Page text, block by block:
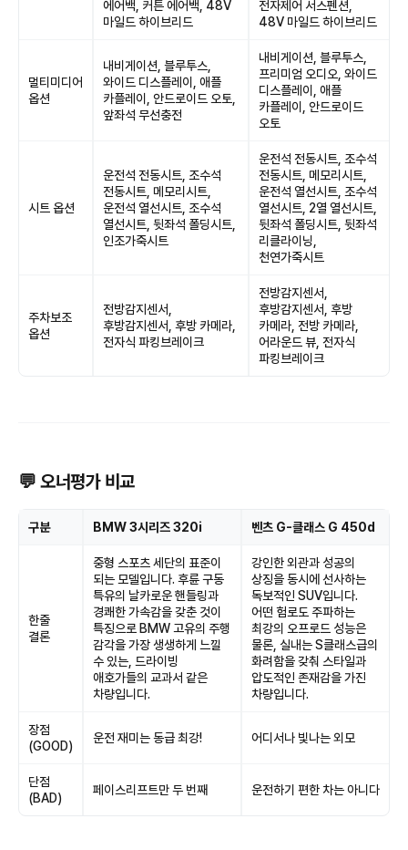
에어백, 커튼 에어백, 48V
마일드 하이브리드
전자제어 서스펜션,
48V 마일드 하이브리드
멀티미디어
옵션
내비게이션, 블루투스,
와이드 디스플레이, 애플
카플레이, 안드로이드 오토,
앞좌석 무선충전
내비게이션, 블루투스,
프리미엄 오디오, 와이드
디스플레이, 애플
카플레이, 안드로이드
오토
시트 옵션
운전석 전동시트, 조수석
전동시트, 메모리시트,
운전석 열선시트, 조수석
열선시트, 뒷좌석 폴딩시트,
인조가죽시트
운전석 전동시트, 조수석
전동시트, 메모리시트,
운전석 열선시트, 조수석
열선시트, 2열 열선시트,
뒷좌석 폴딩시트, 뒷좌석
리클라이닝,
천연가죽시트
주차보조
옵션
전방감지센서,
후방감지센서, 후방 카메라,
전자식 파킹브레이크
전방감지센서,
후방감지센서, 후방
카메라, 전방 카메라,
어라운드 뷰, 전자식
파킹브레이크
💬 오너평가 비교
구분 BMW 3시리즈 320i 벤츠 G-클래스 G 450d
한줄
결론
중형 스포츠 세단의 표준이
되는 모델입니다. 후륜 구동
특유의 날카로운 핸들링과
경쾌한 가속감을 갖춘 것이
특징으로 BMW 고유의 주행
감각을 가장 생생하게 느낄
수 있는, 드라이빙
애호가들의 교과서 같은
차량입니다.
강인한 외관과 성공의
상징을 동시에 선사하는
독보적인 SUV입니다.
어떤 험로도 주파하는
최강의 오프로드 성능은
물론, 실내는 S클래스급의
화려함을 갖춰 스타일과
압도적인 존재감을 가진
차량입니다.
장점
(GOOD)
운전 재미는 동급 최강! 어디서나 빛나는 외모
단점
(BAD)
페이스리프트만 두 번째 운전하기 편한 차는 아니다